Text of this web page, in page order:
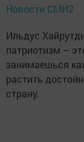
Новости СМИ2
Ильдус
патриотизм –
занимаешься
растить
страну.